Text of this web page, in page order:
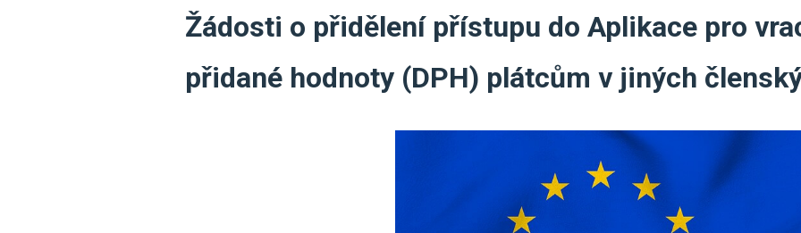
Žádosti o přidělení přístupu do Aplikace pro
přidané hodnoty (DPH) plátcům v jiných